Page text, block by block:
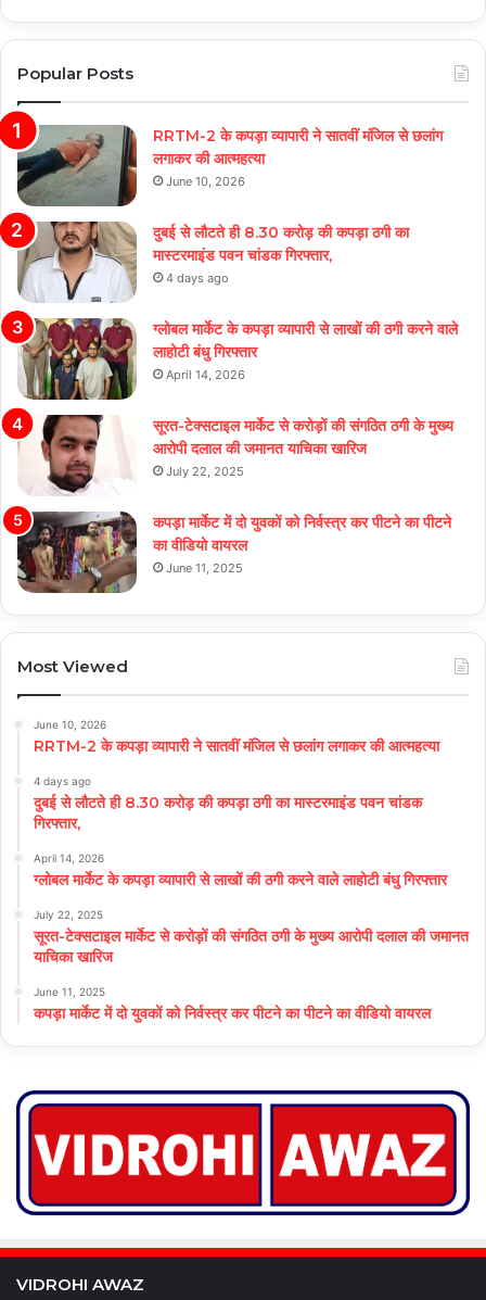
Popular Posts
RRTM-2 के कपड़ा व्यापारी ने सातवीं मंजिल से छलांग
लगाकर की आत्महत्या
June 10, 2026
दुबई से लौटते ही 8.30 करोड़ की कपड़ा ठगी का
मास्टरमाइंड पवन चांडक गिरफ्तार,
4 days ago
ग्लोबल मार्केट के कपड़ा व्यापारी से लाखों की ठगी करने वाले
लाहोटी बंधु गिरफ्तार
April 14, 2026
सूरत-टेक्सटाइल मार्केट से करोड़ों की संगठित ठगी के मुख्य
आरोपी दलाल की जमानत याचिका खारिज
July 22, 2025
कपड़ा मार्केट में दो युवकों को निर्वस्त्र कर पीटने का पीटने
का वीडियो वायरल
June 11, 2025
Most Viewed
June 10, 2026
RRTM-2 के कपड़ा व्यापारी ने सातवीं मंजिल से छलांग लगाकर की आत्महत्या
4 days ago
दुबई से लौटते ही 8.30 करोड़ की कपड़ा ठगी का मास्टरमाइंड पवन चांडक
गिरफ्तार,
April 14, 2026
ग्लोबल मार्केट के कपड़ा व्यापारी से लाखों की ठगी करने वाले लाहोटी बंधु गिरफ्तार
July 22, 2025
सूरत-टेक्सटाइल मार्केट से करोड़ों की संगठित ठगी के मुख्य आरोपी दलाल की जमानत
याचिका खारिज
June 11, 2025
कपड़ा मार्केट में दो युवकों को निर्वस्त्र कर पीटने का पीटने का वीडियो वायरल
VIDROHI AWAZ